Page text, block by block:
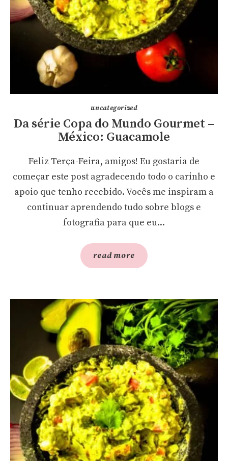
uncategorized
Da série Copa do Mundo Gourmet –
México: Guacamole
Feliz Terça-Feira, amigos! Eu gostaria de
começar este post agradecendo todo o carinho e
apoio que tenho recebido. Vocês me inspiram a
continuar aprendendo tudo sobre blogs e
fotografia para que eu...
read more